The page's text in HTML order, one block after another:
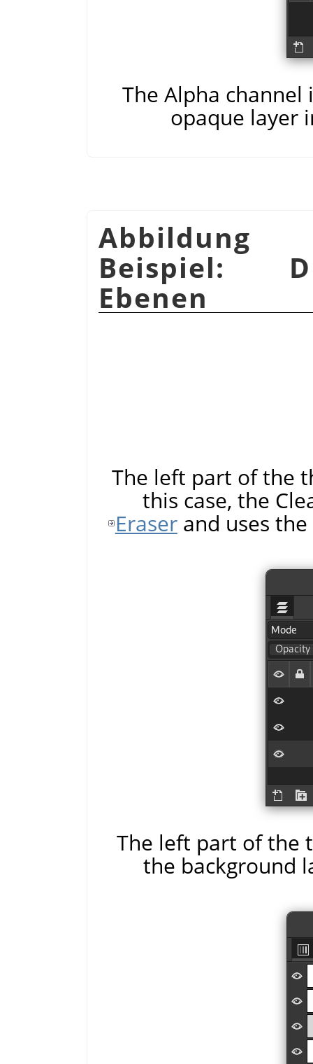
The Alpha
opaque layer
Abbildung
Beispiel:
Ebenen
The left part of the
this case, the
Eraserand uses the
The left part of the
the background